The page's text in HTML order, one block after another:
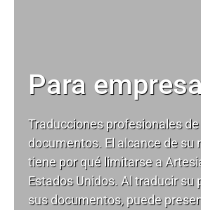
Para
Traducciones profesionales
documentos. El alcance de su
tiene por qué limitarse a
Estados Unidos. Al traducir su
sus documentos, puede